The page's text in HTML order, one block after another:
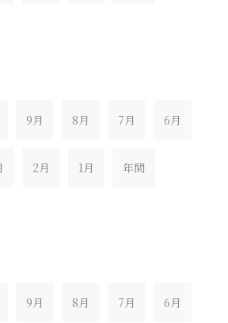
9月 8月 7月 6月
2月 1月 年間
9月 8月 7月 6月